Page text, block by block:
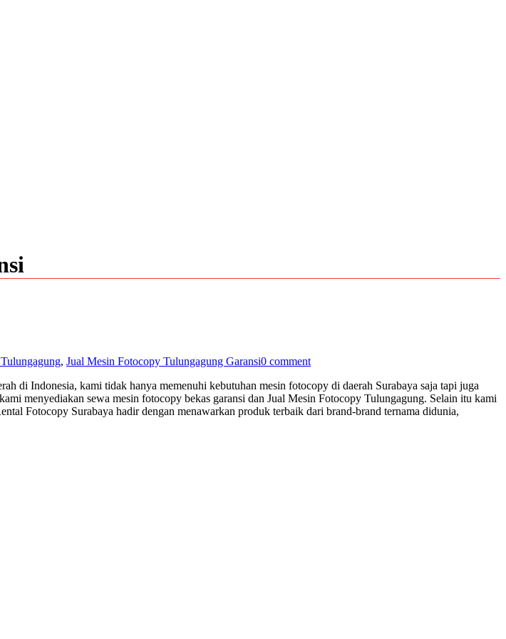
, Jual Mesin Fotocopy Tulungagung Garansi0 comment
di Indonesia, kami tidak hanya memenuhi kebutuhan mesin fotocopy di daerah Surabaya saja tapi juga
menyediakan sewa mesin fotocopy bekas garansi dan Jual Mesin Fotocopy Tulungagung. Selain itu kami
Fotocopy Surabaya hadir dengan menawarkan produk terbaik dari brand-brand ternama didunia,